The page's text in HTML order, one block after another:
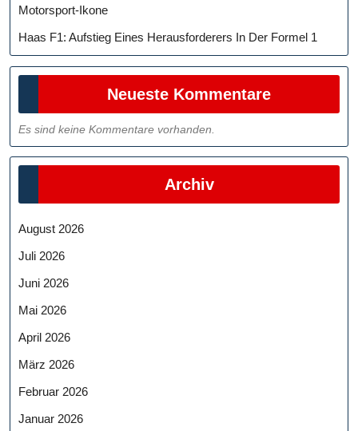
Motorsport-Ikone
Haas F1: Aufstieg Eines Herausforderers In Der Formel 1
Neueste Kommentare
Es sind keine Kommentare vorhanden.
Archiv
August 2026
Juli 2026
Juni 2026
Mai 2026
April 2026
März 2026
Februar 2026
Januar 2026